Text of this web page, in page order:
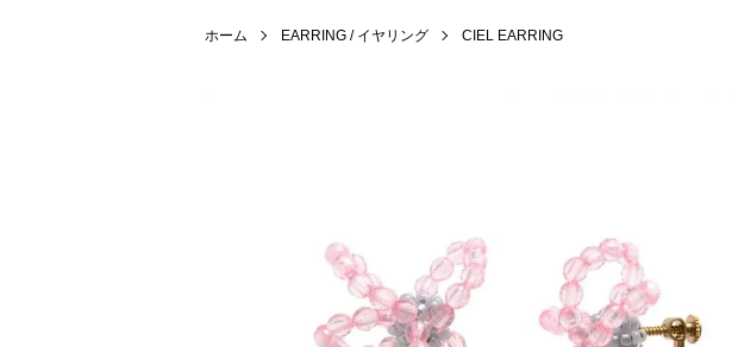
ホーム EARRING / イヤリング CIEL EARRING